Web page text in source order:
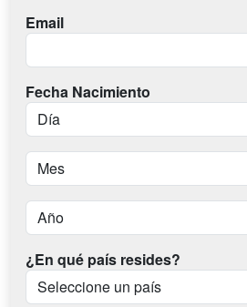
Email
Fecha Nacimiento
¿En qué país resides?